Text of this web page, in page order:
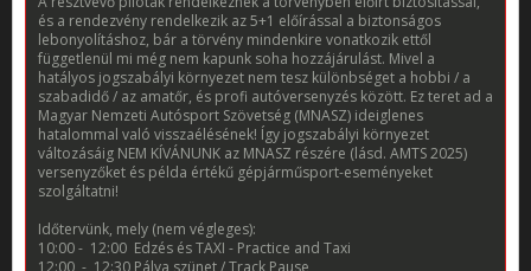
és a rendezvény rendelkezik az 5+1 előírással a biztonságos
lebonyolításhoz, bár a törvény mindenkire vonatkozik ettől
függetlenül mi még nem kapunk soha hozzájárulást. Mivel a
hatályos jogszabályi környezet nem tesz különbséget a hobbi / a
szabadidő / az amatőr, és profi autóversenyzés között. Ez teret ad a
Magyar Nemzeti Autósport Szövetség (MNASZ) ideiglenes
hatalommal való visszaélésének! Így jogszabályi környezet
változásáig NEM KÍVÁNUNK az MNASZ részére (lásd. AMTS 2025)
versenyzőket és példa értékű gépjárműsport-eseményeket
szolgáltatni!
Időtervünk, mely (nem végleges):
10:00 - 12:00 Edzés és TAXI - Practice and Taxi
12:00 - 12:30 Pálya szünet / Track Pause